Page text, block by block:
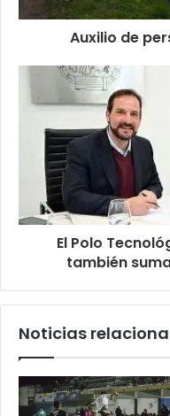
Auxilio de
El Polo
también
Noticias